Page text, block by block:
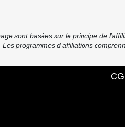
sont basées sur le principe de
programmes d’affiliations